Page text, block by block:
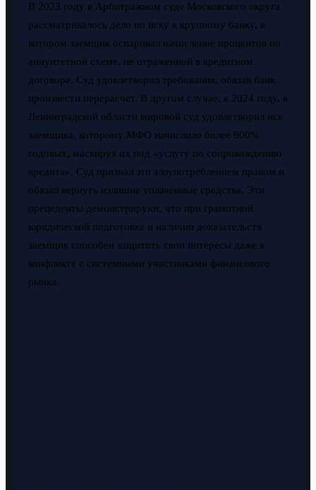
В 2023 году в Арбитражном суде Московского округа
рассматривалось дело по иску к крупному банку, в
котором заемщик оспаривал начисление процентов по
аннуитетной схеме, не отраженной в кредитном
договоре. Суд удовлетворил требования, обязав банк
произвести перерасчет. В другом случае, в 2024 году, в
Ленинградской области мировой суд удовлетворил иск
заемщика, которому МФО начислило более 900%
годовых, маскируя их под «услугу по сопровождению
кредита». Суд признал это злоупотреблением правом и
обязал вернуть излишне уплаченные средства. Эти
прецеденты демонстрируют, что при грамотной
юридической подготовке и наличии доказательств
заемщик способен защитить свои интересы даже в
конфликте с системными участниками финансового
рынка.